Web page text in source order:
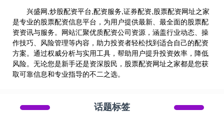
兴盛网,炒股配资平台,配资服务,证券配资,股票配资网址之家
是专业的股票配资信息平台，为用户提供最新、最全面的股票配
资资讯与服务。网站汇聚优质配资公司资源，涵盖行业动态、操
作技巧、风险管理等内容，助力投资者轻松找到适合自己的配资
方案。通过权威分析与实用工具，帮助用户提升投资效率，降低
风险。无论您是新手还是资深股民，股票配资网址之家都是您获
取可靠信息和专业指导的不二之选。
话题标签